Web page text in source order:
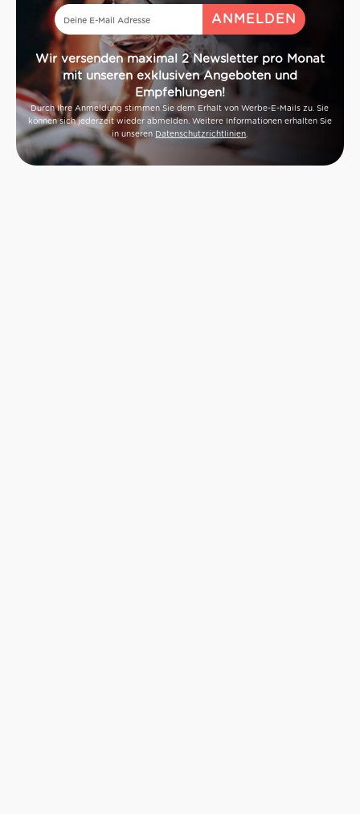
Wir versenden maximal 2 Newsletter pro Monat
mit unseren exklusiven Angeboten und
Empfehlungen!
Durch Ihre Anmeldung stimmen Sie dem Erhalt von Werbe-E-Mails zu. Sie
können sich jederzeit wieder abmelden. Weitere Informationen erhalten Sie
in unseren Datenschutzrichtlinien